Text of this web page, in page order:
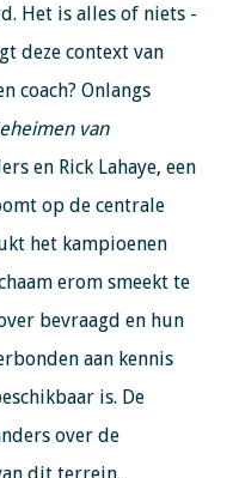
Het is alles of niets -
deze context van
coach? Onlangs
van
en Rick Lahaye, een
op de centrale
het kampioenen
erom smeekt te
bevraagd en hun
aan kennis
is. De
over de